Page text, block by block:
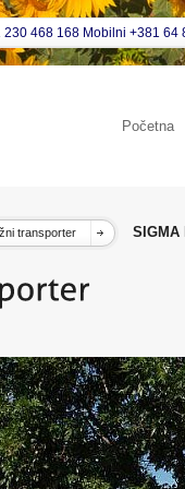
230 468 168 Mobilni +381 64
Početna
transporter